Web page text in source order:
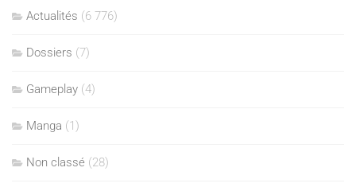
Actualités (6 776)
Dossiers (7)
Gameplay (4)
Manga (1)
Non classé (28)